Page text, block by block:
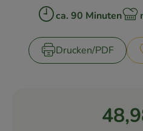
Aktuelles
Blog
Rezepte
Zubreitungszeit:
ca. 90 Minuten
Drucken​/​PDF